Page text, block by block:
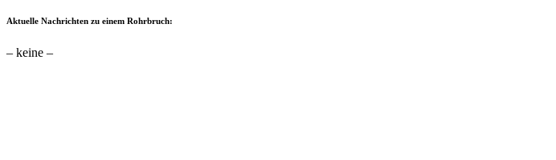
Aktuelle Nachrichten zu einem Rohrbruch:
– keine –